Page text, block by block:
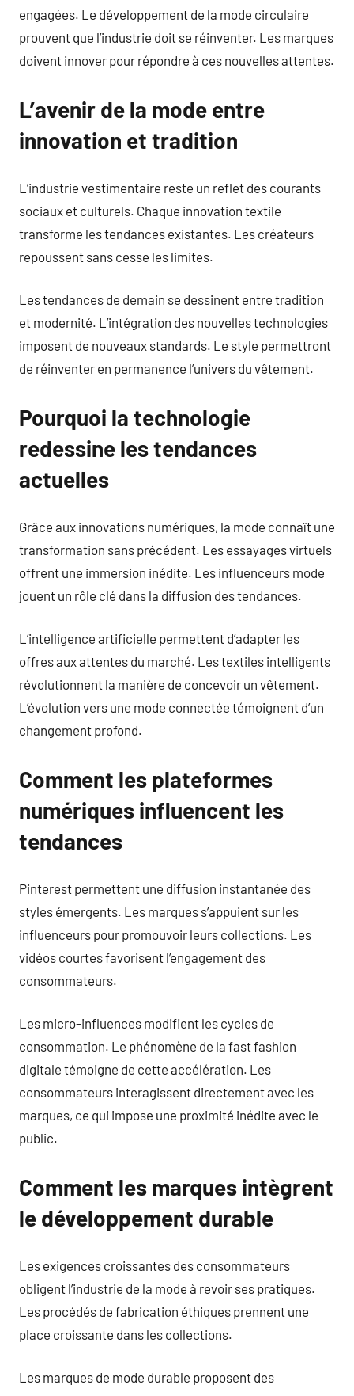
engagées. Le développement de la mode circulaire
prouvent que l’industrie doit se réinventer. Les marques
doivent innover pour répondre à ces nouvelles attentes.
L’avenir de la mode entre
innovation et tradition
L’industrie vestimentaire reste un reflet des courants
sociaux et culturels. Chaque innovation textile
transforme les tendances existantes. Les créateurs
repoussent sans cesse les limites.
Les tendances de demain se dessinent entre tradition
et modernité. L’intégration des nouvelles technologies
imposent de nouveaux standards. Le style permettront
de réinventer en permanence l’univers du vêtement.
Pourquoi la technologie
redessine les tendances
actuelles
Grâce aux innovations numériques, la mode connaît une
transformation sans précédent. Les essayages virtuels
offrent une immersion inédite. Les influenceurs mode
jouent un rôle clé dans la diffusion des tendances.
L’intelligence artificielle permettent d’adapter les
offres aux attentes du marché. Les textiles intelligents
révolutionnent la manière de concevoir un vêtement.
L’évolution vers une mode connectée témoignent d’un
changement profond.
Comment les plateformes
numériques influencent les
tendances
Pinterest permettent une diffusion instantanée des
styles émergents. Les marques s’appuient sur les
influenceurs pour promouvoir leurs collections. Les
vidéos courtes favorisent l’engagement des
consommateurs.
Les micro-influences modifient les cycles de
consommation. Le phénomène de la fast fashion
digitale témoigne de cette accélération. Les
consommateurs interagissent directement avec les
marques, ce qui impose une proximité inédite avec le
public.
Comment les marques intègrent
le développement durable
Les exigences croissantes des consommateurs
obligent l’industrie de la mode à revoir ses pratiques.
Les procédés de fabrication éthiques prennent une
place croissante dans les collections.
Les marques de mode durable proposent des